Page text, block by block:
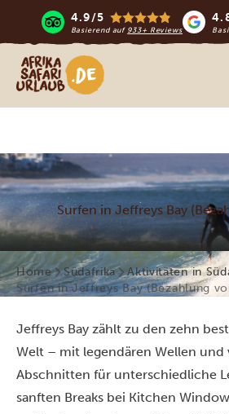
4.9/5
Basierend auf 933+ Reviews
Afrika Safari Urlaub
Surfen in Jeffreys Bay
Home Südafrika
Aktivitäten in
Surfen in Jeffreys Bay (Bezahlung
Jeffreys Bay zählt zu den zehn
Welt – mit legendären Wellen und
Abschnitten für unterschiedliche
sanften Breaks bei Kitchen